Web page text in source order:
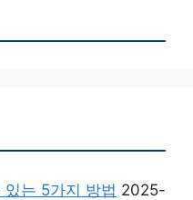
는 5가지 방법 2025-